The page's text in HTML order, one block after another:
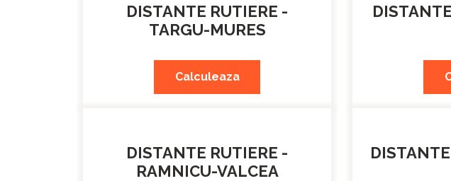
DISTANTE RUTIERE -
TARGU-MURES
Calculeaza
DISTANTE RUTIERE -
RAMNICU-VALCEA